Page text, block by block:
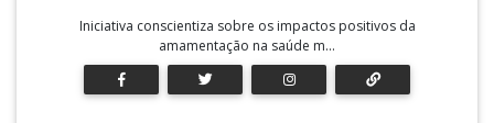
Iniciativa conscientiza sobre os impactos positivos da
amamentação na saúde m...